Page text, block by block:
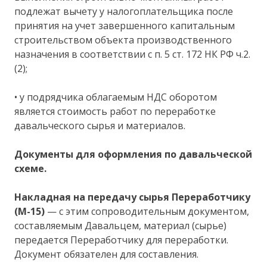
подлежат вычету у налогоплательщика после
принятия на учет завершенного капитальным
строительством объекта производственного
назначения в соответствии с п. 5 ст. 172 НК РФ ч.2.
(2);
• у подрядчика облагаемым НДС оборотом
является стоимость работ по переработке
давальческого сырья и материалов.
Документы для оформления по давальческой
схеме.
Накладная на передачу сырья Переработчику
(M-15) — с этим сопроводительным документом,
составляемым Давальцем, материал (сырье)
передается Переработчику для переработки.
Документ обязателен для составления.